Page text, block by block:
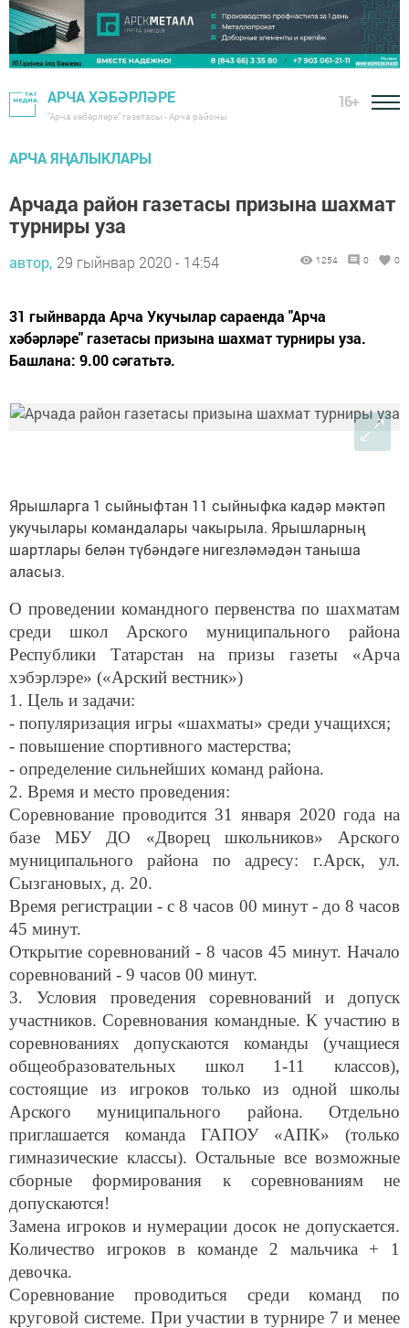
АРЧА ХӘБӘРЛӘРЕ
"Арча хәбәрләре" газетасы - Арча районы
16+
АРЧА ЯҢАЛЫКЛАРЫ
Арчада район газетасы призына шахмат
турниры уза
автор, 29 гыйнвар 2020 - 14:54 1254 0 0
31 гыйнварда Арча Укучылар сараенда "Арча
хәбәрләре" газетасы призына шахмат турниры уза.
Башлана: 9.00 сәгатьтә.
Ярышларга 1 сыйныфтан 11 сыйныфка кадәр мәктәп
укучылары командалары чакырыла. Ярышларның
шартлары белән түбәндәге нигезләмәдән таныша
аласыз.
О проведении командного первенства по шахматам
среди школ Арского муниципального района
Республики Татарстан на призы газеты «Арча
хэбэрлэре» («Арский вестник»)
1. Цель и задачи:
- популяризация игры «шахматы» среди учащихся;
- повышение спортивного мастерства;
- определение сильнейших команд района.
2. Время и место проведения:
Соревнование проводится 31 января 2020 года на
базе МБУ ДО «Дворец школьников» Арского
муниципального района по адресу: г.Арск, ул.
Сызгановых, д. 20.
Время регистрации - с 8 часов 00 минут - до 8 часов
45 минут.
Открытие соревнований - 8 часов 45 минут. Начало
соревнований - 9 часов 00 минут.
3. Условия проведения соревнований и допуск
участников. Соревнования командные. К участию в
соревнованиях допускаются команды (учащиеся
общеобразовательных школ 1-11 классов),
состоящие из игроков только из одной школы
Арского муниципального района. Отдельно
приглашается команда ГАПОУ «АПК» (только
гимназические классы). Остальные все возможные
сборные формирования к соревнованиям не
допускаются!
Замена игроков и нумерации досок не допускается.
Количество игроков в команде 2 мальчика + 1
девочка.
Соревнование проводиться среди команд по
круговой системе. При участии в турнире 7 и менее